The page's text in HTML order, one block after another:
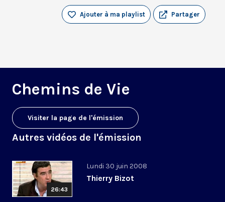
Partager
Ajouter à ma playlist
Chemins de Vie
Visiter la page de l'émission
Autres vidéos de l'émission
26:43
Lundi 30 juin 2008
Thierry Bizot